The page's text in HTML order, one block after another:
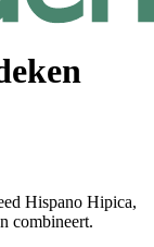
Hispano Hipica,
combineert.